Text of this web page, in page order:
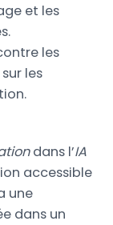
et les
les
les
dans l’IA
accessible
une
dans un